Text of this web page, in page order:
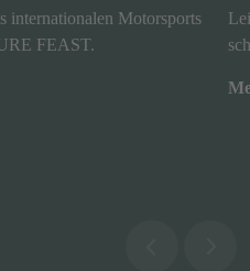
internationalen Motorsports
FEAST.